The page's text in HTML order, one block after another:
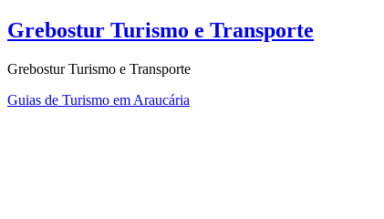
Grebostur Turismo e Transporte
Grebostur Turismo e Transporte
Guias de Turismo em Araucária